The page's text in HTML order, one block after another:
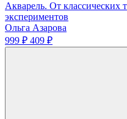
Акварель. От
экспериментов
Ольга Азарова
999 ₽ 409 ₽